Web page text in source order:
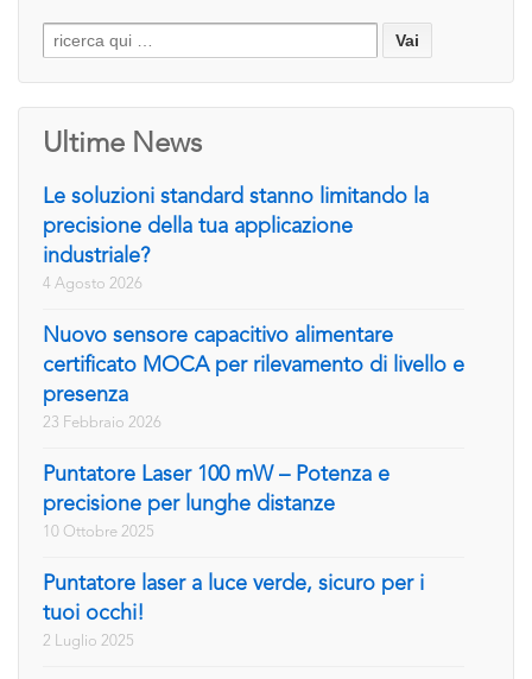
Search
for:
Ultime News
Le soluzioni standard stanno limitando la
precisione della tua applicazione
industriale?
4 Agosto 2026
Nuovo sensore capacitivo alimentare
certificato MOCA per rilevamento di livello e
presenza
23 Febbraio 2026
Puntatore Laser 100 mW – Potenza e
precisione per lunghe distanze
10 Ottobre 2025
Puntatore laser a luce verde, sicuro per i
tuoi occhi!
2 Luglio 2025